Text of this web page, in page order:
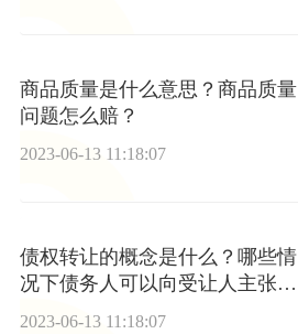
商品质量是什么意思？商品质量
问题怎么赔？
2023-06-13 11:18:07
债权转让的概念是什么？哪些情
况下债务人可以向受让人主张抵
2023-06-13 11:18:07